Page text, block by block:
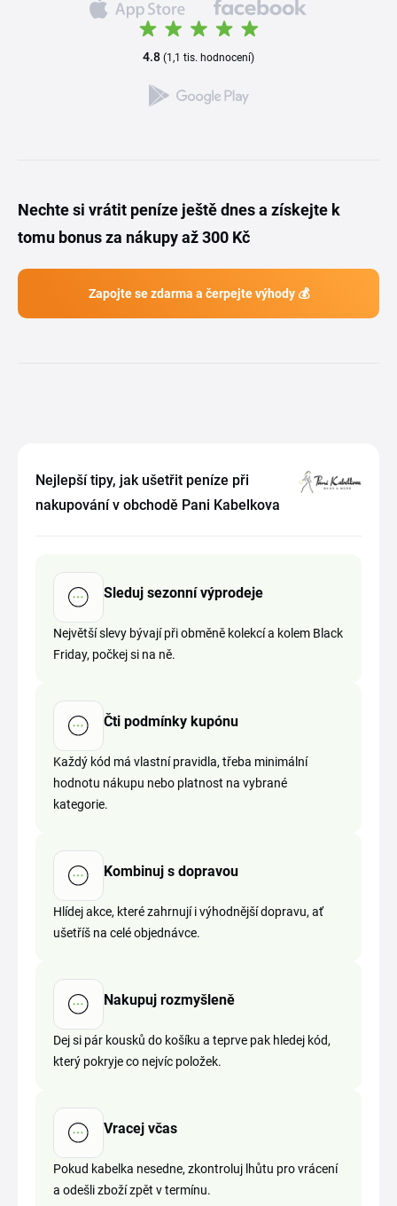
4.8 (1,1 tis. hodnocení)
Nechte si vrátit peníze ještě dnes a získejte k
tomu bonus za nákupy až 300 Kč
Zapojte se zdarma a čerpejte výhody 💰
Nejlepší tipy, jak ušetřit peníze při
nakupování v obchodě Pani Kabelkova
Sleduj sezonní výprodeje
Největší slevy bývají při obměně kolekcí a kolem Black
Friday, počkej si na ně.
Čti podmínky kupónu
Každý kód má vlastní pravidla, třeba minimální
hodnotu nákupu nebo platnost na vybrané
kategorie.
Kombinuj s dopravou
Hlídej akce, které zahrnují i výhodnější dopravu, ať
ušetříš na celé objednávce.
Nakupuj rozmyšleně
Dej si pár kousků do košíku a teprve pak hledej kód,
který pokryje co nejvíc položek.
Vracej včas
Pokud kabelka nesedne, zkontroluj lhůtu pro vrácení
a odešli zboží zpět v termínu.